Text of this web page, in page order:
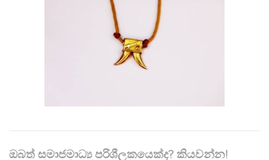
ඔබත් සමාජමාධ්‍ය පරිශීලකයෙක්ද? කියවන්න!